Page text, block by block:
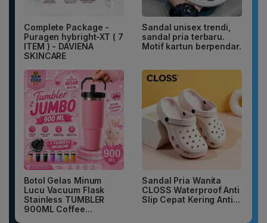
Complete Package -
Puragen hybright-XT ( 7
ITEM ) - DAVIENA
SKINCARE
Sandal unisex trendi,
sandal pria terbaru.
Motif kartun berpendar.
Botol Gelas Minum
Lucu Vacuum Flask
Stainless TUMBLER
900ML Coffee...
Sandal Pria Wanita
CLOSS Waterproof Anti
Slip Cepat Kering Anti...